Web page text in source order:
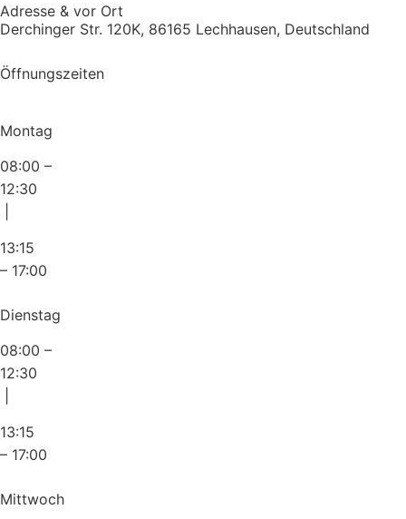
Adresse & vor Ort
Derchinger Str. 120K, 86165 Lechhausen, Deutschland
Öffnungszeiten
Montag
08:00 –
12:30
13:15
– 17:00
Dienstag
08:00 –
12:30
13:15
– 17:00
Mittwoch